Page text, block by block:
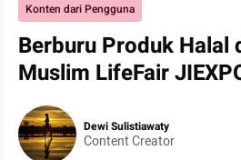
Konten dari Pengguna
Berburu Produk Halal
Muslim LifeFair
Dewi Sulistiawaty
Content Creator